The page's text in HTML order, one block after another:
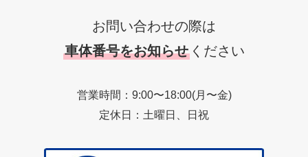
お問い合わせの際は
車体番号をお知らせ ください
営業時間：9:00〜18:00(月〜金)
定休日：土曜日、日祝